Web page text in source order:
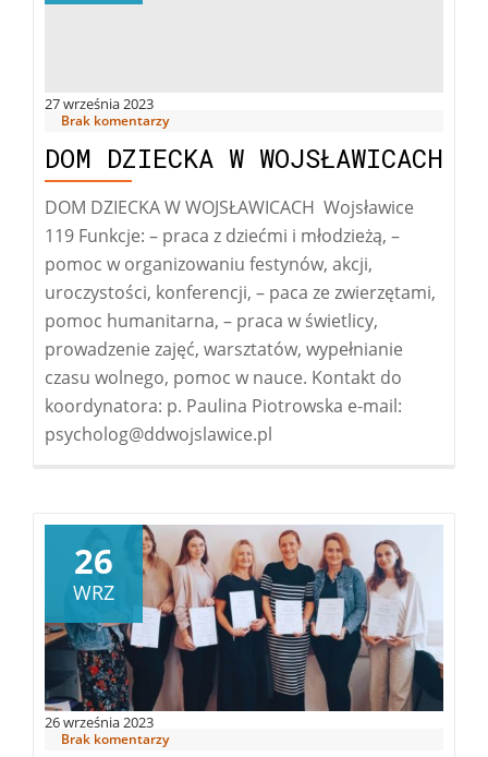
27 września 2023
Brak komentarzy
DOM DZIECKA W WOJSŁAWICACH
DOM DZIECKA W WOJSŁAWICACH Wojsławice
119 Funkcje: – praca z dziećmi i młodzieżą, –
pomoc w organizowaniu festynów, akcji,
uroczystości, konferencji, – paca ze zwierzętami,
pomoc humanitarna, – praca w świetlicy,
prowadzenie zajęć, warsztatów, wypełnianie
czasu wolnego, pomoc w nauce. Kontakt do
koordynatora: p. Paulina Piotrowska e-mail:
psycholog@ddwojslawice.pl
26 września 2023
26
WRZ
Brak komentarzy